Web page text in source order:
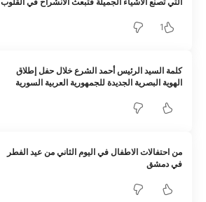
1
كلمة السيد الرئيس أحمد الشرع خلال حفل إطلاق
الهوية البصرية الجديدة للجمهورية العربية السورية
من احتفالات الاطفال في اليوم الثاني من عيد الفطر
في دمشق